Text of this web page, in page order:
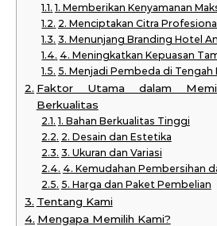
1. Memberikan Kenyamanan
2. Menciptakan Citra
3. Menunjang Branding Hotel
4. Meningkatkan Kepuasan
5. Menjadi Pembeda di
Faktor Utama dalam
Berkualitas
1. Bahan Berkualitas Tinggi
2. Desain dan Estetika
3. Ukuran dan Variasi
4. Kemudahan Pembersihan
5. Harga dan Paket Pembelian
Tentang Kami
Mengapa Memilih Kami?